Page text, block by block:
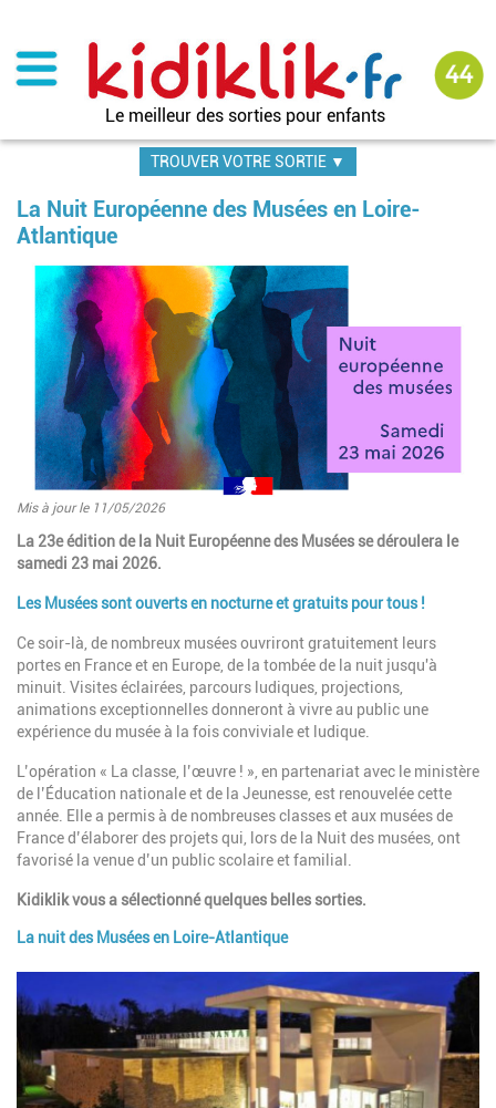
contenu
principal
Le meilleur des sorties pour enfants
TROUVER VOTRE SORTIE ▼
La Nuit Européenne des Musées en Loire-
Atlantique
Image
Mis à jour le 11/05/2026
Introduction
La 23e édition de la Nuit Européenne des Musées se déroulera le
samedi 23 mai 2026.
Les Musées sont ouverts en nocturne et gratuits pour tous !
Ce soir-là, de nombreux musées ouvriront gratuitement leurs
portes en France et en Europe, de la tombée de la nuit jusqu'à
minuit. Visites éclairées, parcours ludiques, projections,
animations exceptionnelles donneront à vivre au public une
expérience du musée à la fois conviviale et ludique.
L’opération « La classe, l’œuvre ! », en partenariat avec le ministère
de l’Éducation nationale et de la Jeunesse, est renouvelée cette
année. Elle a permis à de nombreuses classes et aux musées de
France d’élaborer des projets qui, lors de la Nuit des musées, ont
favorisé la venue d’un public scolaire et familial.
Kidiklik vous a sélectionné quelques belles sorties.
Paragraphes
La nuit des Musées en Loire-Atlantique